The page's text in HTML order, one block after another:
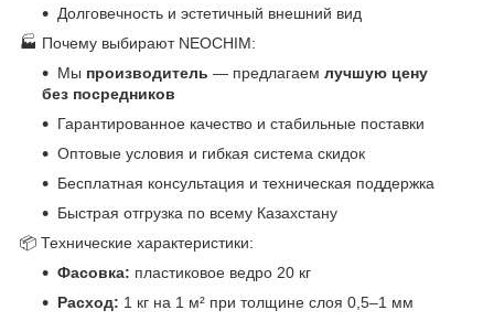
Долговечность и эстетичный внешний вид
🏭 Почему выбирают NEOCHIM:
Мы производитель — предлагаем лучшую цену
без посредников
Гарантированное качество и стабильные поставки
Оптовые условия и гибкая система скидок
Бесплатная консультация и техническая поддержка
Быстрая отгрузка по всему Казахстану
📦 Технические характеристики:
Фасовка: пластиковое ведро 20 кг
Расход: 1 кг на 1 м² при толщине слоя 0,5–1 мм